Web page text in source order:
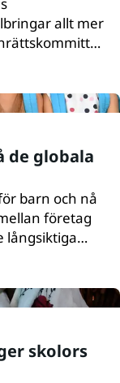
allt mer
staters
på nätet.
de globala
barn och nå
företag
långsiktiga
Helene
om
skolors